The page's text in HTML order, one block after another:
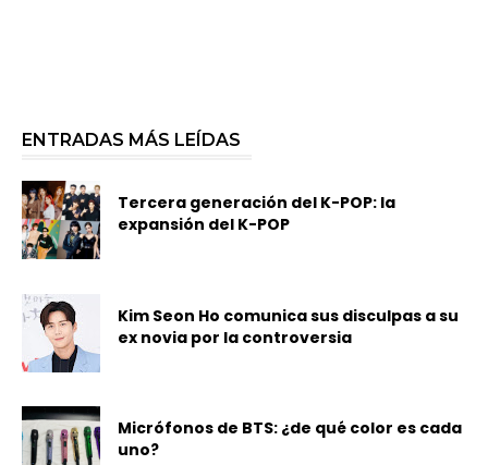
ENTRADAS MÁS LEÍDAS
Tercera generación del K-POP: la
expansión del K-POP
Kim Seon Ho comunica sus disculpas a su
ex novia por la controversia
Micrófonos de BTS: ¿de qué color es cada
uno?